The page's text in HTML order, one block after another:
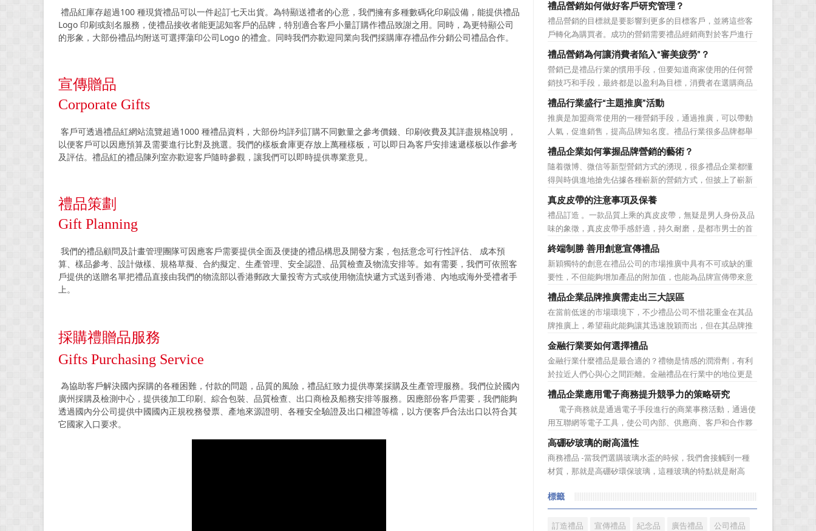
禮品紅庫存超過100 種現貨禮品可以一件起訂七天出貨。為特顯送禮者的心意，我們擁有多種數碼化印刷設備，能提供禮品
Logo 印刷或刻名服務，使禮品接收者能更認知客戶的品牌，特別適合客戶小量訂購作禮品致謝之用。同時，為更特顯公司
的形象，大部份禮品均附送可選擇蕩印公司Logo 的禮盒。同時我們亦歡迎同業向我們採購庫存禮品作分銷公司禮品合作。
宣傳贈品
Corporate Gifts
客戶可透過禮品紅網站流覽超過1000 種禮品資料，大部份均詳列訂購不同數量之參考價錢、印刷收費及其詳盡規格說明，
以便客戶可以因應預算及需要進行比對及挑選。我們的樣板倉庫更存放上萬種樣板，可以即日為客戶安排速遞樣板以作參考
及評估。禮品紅的禮品陳列室亦歡迎客戶隨時參觀，讓我們可以即時提供專業意見。
禮品策劃
Gift Planning
我們的禮品顧問及計畫管理團隊可因應客戶需要提供全面及便捷的禮品構思及開發方案，包括意念可行性評估、 成本預
算、樣品參考、設計做樣、規格草擬、合約擬定、生產管理、安全認證、品質檢查及物流安排等。如有需要，我們可依照客
戶提供的送贈名單把禮品直接由我們的物流部以香港郵政大量投寄方式或使用物流快遞方式送到香港、內地或海外受禮者手
上。
採購禮贈品服務
Gifts Purchasing Service
為協助客戶解決國內探購的各種困難，付款的問題，品質的風險，禮品紅致力提供專業採購及生產管理服務。我們位於國內
廣州採購及檢測中心，提供後加工印刷、綜合包裝、品質檢查、出口商檢及船務安排等服務。因應部份客戶需要，我們能夠
透過國內分公司提供中國國內正規稅務發票、產地來源證明、各種安全驗證及出口權證等檔，以方便客戶合法出口以符合其
它國家入口要求。
禮品營銷如何做好客戶研究管理？
禮品營銷的目標就是要影響到更多的目標客戶，並將這些客
戶轉化為購買者。成功的營銷需要禮品經銷商對於客戶進行
相應的分類，了解不同類型客戶的貢獻度，從而有的放矢的
制定相應的營銷對策，而這需要對於客戶研究方面更多地投
入，這不僅是銷售環節的事，也需要營銷管理策略的整體支
持。具體來說，有以下...
禮品營銷為何讓消費者陷入“審美疲勞”？
營銷已是禮品行業的慣用手段，但要知道商家使用的任何營
銷技巧和手段，最終都是以盈利為目標，消費者在選購商品
時最為關注的便是如何利用最低的費用購買到最超值的貨
品。在禮品公司使用常規的營銷方式的同時，消費者也不免
走陷入了“審美疲勞”。 編者總結了最讓消費者對禮品行
業營銷產生免疫...
禮品行業盛行“主題推廣”活動
推廣是加盟商常使用的一種營銷手段，通過推廣，可以帶動
人氣，促進銷售，提高品牌知名度。禮品行業很多品牌都舉
辦過多場推廣活動，來帶動品牌的提升，然而，隨着推廣活
動的普遍，消費者對於這種推廣已經見怪不怪了。 所
以，儘管現在許多商家打着賠本推廣、以跳樓價銷售的口號
大搞活動，但生意...
禮品企業如何掌握品牌營銷的藝術？
隨着微博、微信等新型營銷方式的湧現，很多禮品企業都懂
得與時俱進地搶先佔據各種嶄新的營銷方式，但披上了嶄新
的營銷軀殼，卻沒有掌握營銷的靈魂。要知道，營銷真正的
價值不是將品牌鋪設到消費者眼前，而是將品牌印到消費者
心裡 與消費者的心理距離的拉近，並不是一朝一夕的事
情，需要做好持...
真皮皮帶的注意事項及保養
禮品訂造 。一款品質上乘的真皮皮帶，無疑是男人身份及品
味的象徵，真皮皮帶手感舒適，持久耐磨，是都市男士的首
選。當你還在髮愁老爸生日禮物送什麼的時候，一款真皮皮
帶就是非常不錯的選擇。但是真皮皮帶如果疏於保養，也會
黯然失色，出現裂痕和破損的痕跡，今天小編就爲大家分享
真皮皮帶的注意事項...
終端制勝 善用創意宣傳禮品
新穎獨特的創意在禮品公司的市場推廣中具有不可或缺的重
要性，不但能夠增加產品的附加值，也能為品牌宣傳帶來意
想不到的促進作用。禮品公司如果能夠巧妙運用這些獨具創
意的宣傳禮品來提升宣傳技巧，在終端推廣中將更具競爭
力。 打火機、煙灰缸、鑰匙鏈、毛巾……當今市場上的
宣傳品幾乎是司空...
禮品企業品牌推廣需走出三大誤區
在當前低迷的市場環境下，不少禮品公司不惜花重金在其品
牌推廣上，希望藉此能夠讓其迅速脫穎而出，但在其品牌推
廣的營銷管理思路上，也有許多禮品企業走入了幾大誤區而
無法自拔，這其中，最為常見的誤區有： 誤區一：不清
楚品牌到底在表達什麼 很多禮品企業在推廣品牌之前，
不知道到...
金融行業要如何選擇禮品
金融行業什麼禮品是最合適的？禮物是情感的潤滑劑，有利
於拉近人們心與心之間距離。金融禮品在行業中的地位更是
不容忽視，因為禮品即是企業形象的象徵，又是企業地位的
彰顯，同時對收禮人來說，一份禮物的永恆意義是語言難以
企及的。難怪有人曾說：再省也不能省禮物，再窮也不能窮
送禮。但是，禮品選擇...
禮品企業應用電子商務提升競爭力的策略研究
電子商務就是通過電子手段進行的商業事務活動，通過使
用互聯網等電子工具，使公司內部、供應商、客戶和合作夥
伴之間，利用電子業務共享信息，實現企業間業務流程的電
子化，配合企業內部的電子化生產管理系統，提高企業的生
產、庫存、流通和資金等各個環節的效率。它具有結構性、
動態性、社...
高硼矽玻璃的耐高溫性
商務禮品 -當我們選購玻璃水盃的時候，我們會接觸到一種
材質，那就是高硼矽環保玻璃，這種玻璃的特點就是耐高
紅的小編給大家總結如下。 耐熱玻璃【Heat-resistant
glass】是指含有耐熱性強的硼酸﹑矽酸成分,能夠...
標籤
訂造禮品 宣傳禮品 紀念品 廣告禮品 公司禮品